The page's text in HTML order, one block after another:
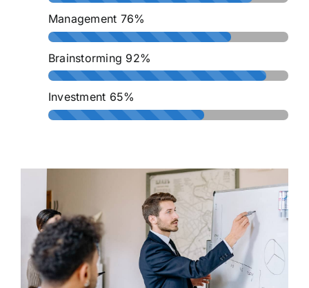
Management 76%
Brainstorming 92%
Investment 65%